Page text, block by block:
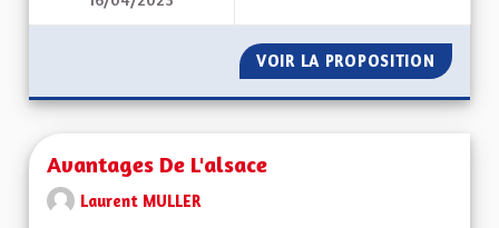
VOIR LA PROPOSITION
Avantages De L'alsace
Laurent MULLER